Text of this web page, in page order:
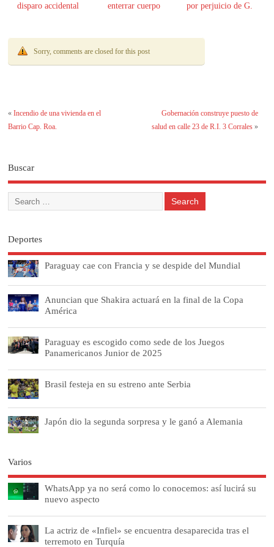
disparo accidental
enterrar cuerpo
por perjuicio de G.
Sorry, comments are closed for this post
«Incendio de una vivienda en el
Barrio Cap. Roa.
Gobernación construye puesto de
salud en calle 23 de R.I. 3 Corrales»
Buscar
Deportes
Paraguay cae con Francia y se despide del Mundial
Anuncian que Shakira actuará en la final de la Copa
América
Paraguay es escogido como sede de los Juegos
Panamericanos Junior de 2025
Brasil festeja en su estreno ante Serbia
Japón dio la segunda sorpresa y le ganó a Alemania
Varios
WhatsApp ya no será como lo conocemos: así lucirá su
nuevo aspecto
La actriz de «Infiel» se encuentra desaparecida tras el
terremoto en Turquía